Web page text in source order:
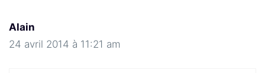
Alain
24 avril 2014 à 11:21 am